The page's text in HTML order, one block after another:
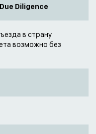
Diligence
в страну
возможно без